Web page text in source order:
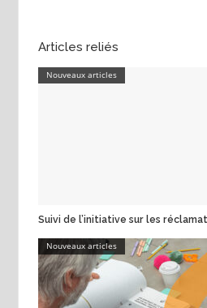
Articles reliés
Nouveaux articles
Suivi de l’initiative sur les
Nouveaux articles